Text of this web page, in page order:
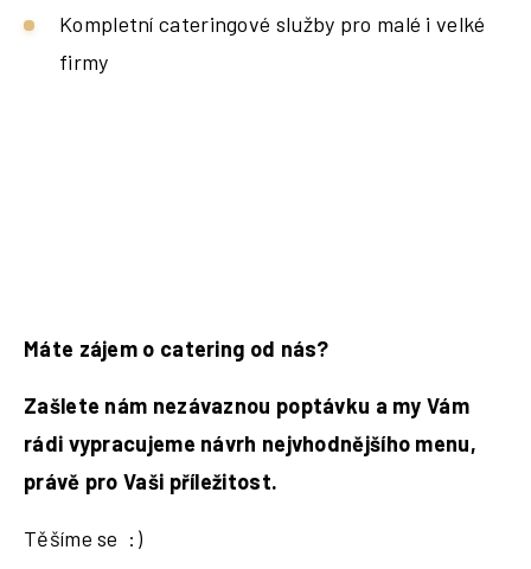
Kompletní cateringové služby pro malé i velké
firmy
Máte zájem o catering od nás?
Zašlete nám nezávaznou poptávku a my Vám
rádi vypracujeme návrh nejvhodnějšího menu,
právě pro Vaši příležitost.
Těšíme se :)